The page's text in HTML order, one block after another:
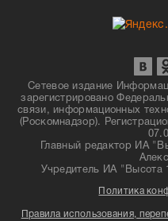
Сетевое издание
зарегистрировано
связи, информационных
(Роскомнадзор).
Главный редактор ИА
Учредитель ИА
Политика
Правила использования,